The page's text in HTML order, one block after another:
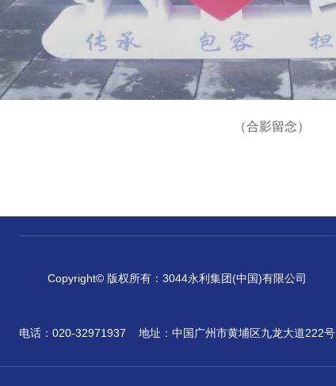
（合影留念）
Copyright© 版权所有：3044永利集团(中国)有限公司
电话：020-32971937 地址：中国广州市黄埔区九龙大道222号